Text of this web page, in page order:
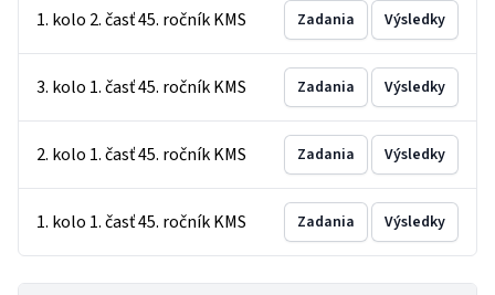
1. kolo 2. časť 45. ročník KMS Zadania Výsledky
3. kolo 1. časť 45. ročník KMS Zadania Výsledky
2. kolo 1. časť 45. ročník KMS Zadania Výsledky
1. kolo 1. časť 45. ročník KMS Zadania Výsledky